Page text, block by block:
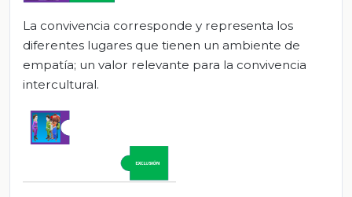
La convivencia corresponde y representa los
diferentes lugares que tienen un ambiente de
empatía; un valor relevante para la convivencia
intercultural.